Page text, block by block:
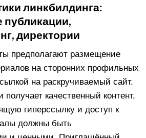
линкбилдинга:
директории
предполагают размещение
на сторонних профильных
на раскручиваемый сайт.
качественный контент,
гиперссылку и доступ к
должны быть